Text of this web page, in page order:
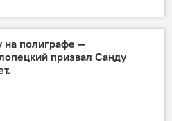
на полиграфе —
призвал Санду